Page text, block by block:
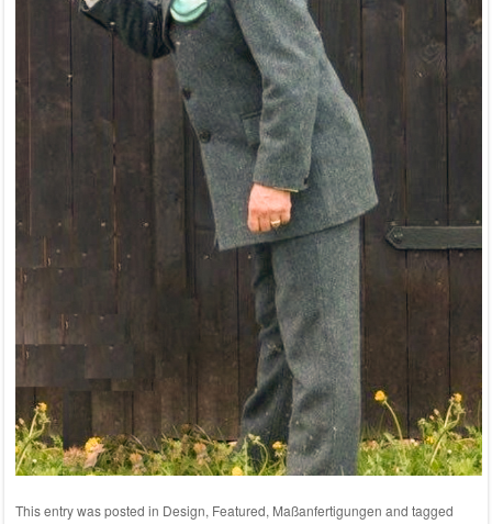
This entry was posted in Design, Featured, Maßanfertigungen and tagged